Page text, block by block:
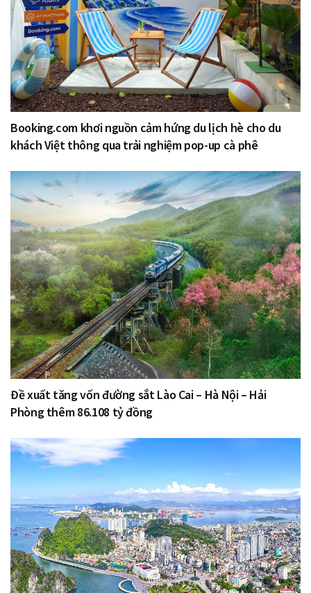
Booking.com khơi nguồn cảm hứng du lịch hè cho du
khách Việt thông qua trải nghiệm pop-up cà phê
Đề xuất tăng vốn đường sắt Lào Cai – Hà Nội – Hải
Phòng thêm 86.108 tỷ đồng